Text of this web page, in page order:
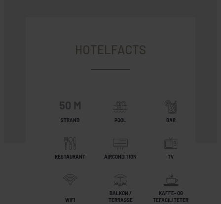
HOTELFACTS
50 M
STRAND POOL BAR
RESTAURANT AIRCONDITION TV
WIFI
BALKON /
TERRASSE
KAFFE- OG
TEFACILITETER